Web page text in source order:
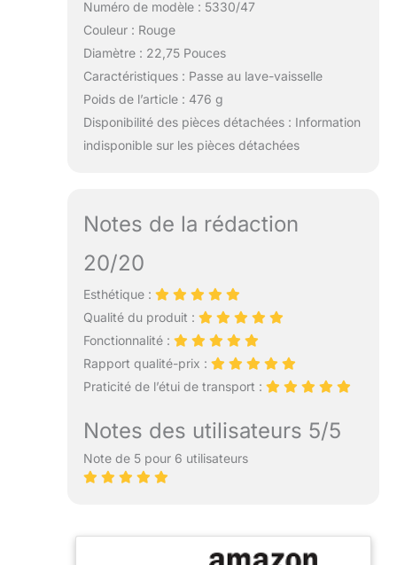
Numéro de modèle : 5330/47
Couleur : Rouge
Diamètre : 22,75 Pouces
Caractéristiques : Passe au lave-vaisselle
Poids de l’article : 476 g
Disponibilité des pièces détachées : Information
indisponible sur les pièces détachées
Notes de la rédaction
20/20
Esthétique :
Qualité du produit :
Fonctionnalité :
Rapport qualité-prix :
Praticité de l’étui de transport :
Notes des utilisateurs 5/5
Note de 5 pour 6 utilisateurs